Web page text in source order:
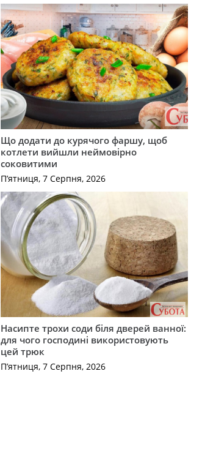
Що додати до курячого фаршу, щоб
котлети вийшли неймовірно
соковитими
П’ятниця, 7 Серпня, 2026
Насипте трохи соди біля дверей ванної:
для чого господині використовують
цей трюк
П’ятниця, 7 Серпня, 2026